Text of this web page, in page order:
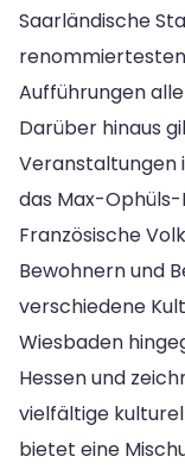
Saarländische
Aufführungen
Darüber hinaus
Veranstaltungen
das Max-
Französische
Bewohnern und
verschiedene
Wiesbaden
Hessen und
vielfältige
bietet eine